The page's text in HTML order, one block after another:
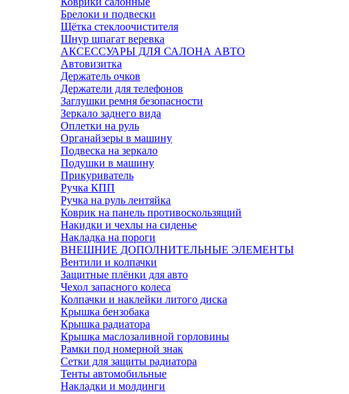
Брелоки и подвески
Щётка стеклоочистителя
Шнур шпагат веревка
АКСЕССУАРЫ ДЛЯ САЛОНА АВТО
Автовизитка
Держатель очков
Держатели для телефонов
Заглушки ремня безопасности
Зеркало заднего вида
Оплетки на руль
Органайзеры в машину
Подвеска на зеркало
Подушки в машину
Прикуриватель
Ручка КПП
Ручка на руль лентяйка
Коврик на панель противоскользящий
Накидки и чехлы на сиденье
Накладка на пороги
ВНЕШНИЕ ДОПОЛНИТЕЛЬНЫЕ ЭЛЕМЕНТЫ
Вентили и колпачки
Защитные плёнки для авто
Чехол запасного колеса
Колпачки и наклейки литого диска
Крышка бензобака
Крышка радиатора
Крышка маслозаливной горловины
Рамки под номерной знак
Сетки для защиты радиатора
Тенты автомобильные
Накладки и молдинги